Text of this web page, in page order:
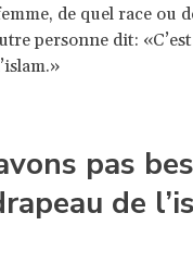
de quel race ou
personne dit: «C’est
pas
de